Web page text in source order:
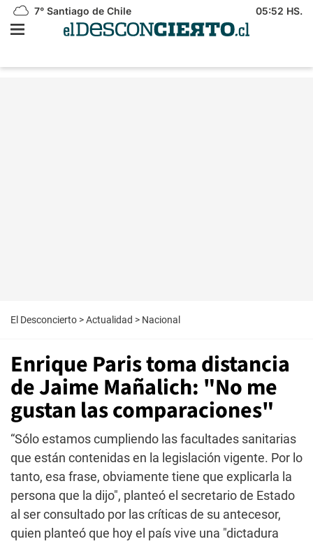
7° Santiago de Chile 05:52 HS.
El Desconcierto >Actualidad > Nacional
Enrique Paris toma distancia
de Jaime Mañalich: "No me
gustan las comparaciones"
“Sólo estamos cumpliendo las facultades sanitarias
que están contenidas en la legislación vigente. Por lo
tanto, esa frase, obviamente tiene que explicarla la
persona que la dijo", planteó el secretario de Estado
al ser consultado por las críticas de su antecesor,
quien planteó que hoy el país vive una "dictadura